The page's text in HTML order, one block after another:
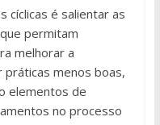
cíclicas é salientar as
permitam
melhorar a
menos boas,
elementos de
no processo